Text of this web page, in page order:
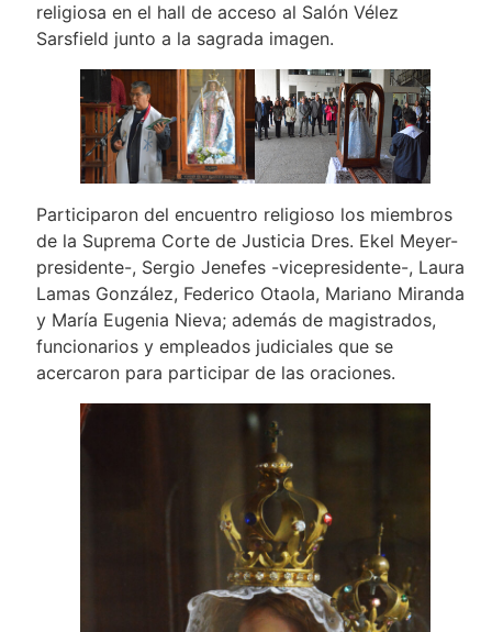
religiosa en el hall de acceso al Salón Vélez
Sarsfield junto a la sagrada imagen.
Participaron del encuentro religioso los miembros
de la Suprema Corte de Justicia Dres. Ekel Meyer-
presidente-, Sergio Jenefes -vicepresidente-, Laura
Lamas González, Federico Otaola, Mariano Miranda
y María Eugenia Nieva; además de magistrados,
funcionarios y empleados judiciales que se
acercaron para participar de las oraciones.